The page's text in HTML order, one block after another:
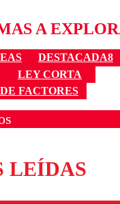
A
DESTACADA8
LEY CORTA
FACTORES
son moderados para
diálogo respetuoso.
LEÍDAS